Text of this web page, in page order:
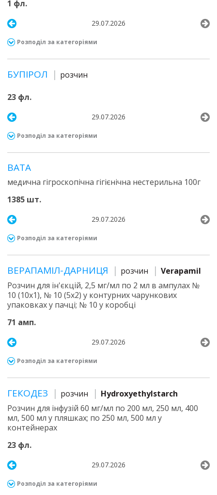
1 фл.
29.07.2026
Розподіл за категоріями
БУПІРОЛ розчин
23 фл.
29.07.2026
Розподіл за категоріями
ВАТА
медична гігроскопічна гігієнічна нестерильна 100г
1385 шт.
29.07.2026
Розподіл за категоріями
ВЕРАПАМІЛ-ДАРНИЦЯ розчин
Verapamil
Розчин для ін'єкцій, 2,5 мг/мл по 2 мл в ампулах №
10 (10х1), № 10 (5х2) у контурних чарункових
упаковках у пачці; № 10 у коробці
71 амп.
29.07.2026
Розподіл за категоріями
ГЕКОДЕЗ розчин
Hydroxyethylstarch
Розчин для інфузій 60 мг/мл по 200 мл, 250 мл, 400
мл, 500 мл у пляшках; по 250 мл, 500 мл у
контейнерах
23 фл.
29.07.2026
Розподіл за категоріями